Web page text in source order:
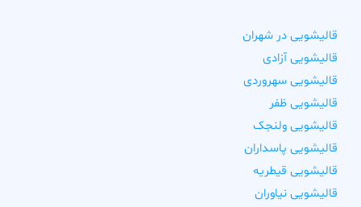
قالیشویی در شهران
قالیشویی آزادی
قالیشویی سهروردی
قالیشویی ظفر
قالیشویی ولنجک
قالیشویی پاسداران
قالیشویی قیطریه
قالیشویی نیاوران